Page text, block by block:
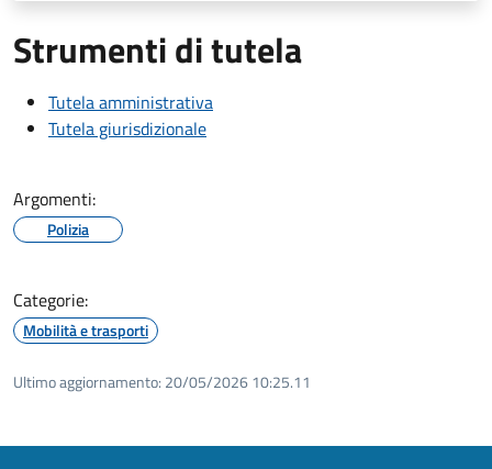
Strumenti di tutela
Tutela amministrativa
Tutela giurisdizionale
Argomenti:
Polizia
Categorie:
Mobilità e trasporti
Ultimo aggiornamento: 20/05/2026 10:25.11